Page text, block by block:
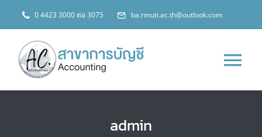
content
0 4423 3000 ต่อ 3075 ba.rmuti.ac.th@outlook.com
admin